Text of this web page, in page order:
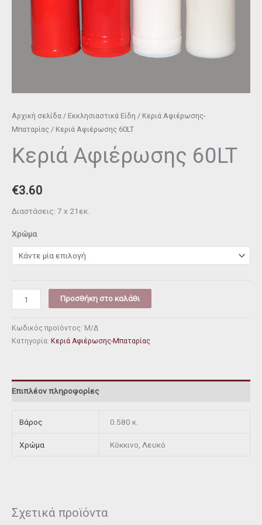
Αρχική σελίδα / Εκκλησιαστικά Είδη / Κεριά Αφιέρωσης-
Μπαταρίας / Κεριά Αφιέρωσης 60LT
Κεριά Αφιέρωσης 60LT
€3.60
Διαστάσεις: 7 x 21εκ.
Χρώμα
Προσθήκη στο καλάθι
Κωδικός προϊόντος: Μ/Δ
Κατηγορία: Κεριά Αφιέρωσης-Μπαταρίας
Επιπλέον πληροφορίες
Βάρος 0.580 κ.
Χρώμα Κόκκινο, Λευκό
Σχετικά προϊόντα